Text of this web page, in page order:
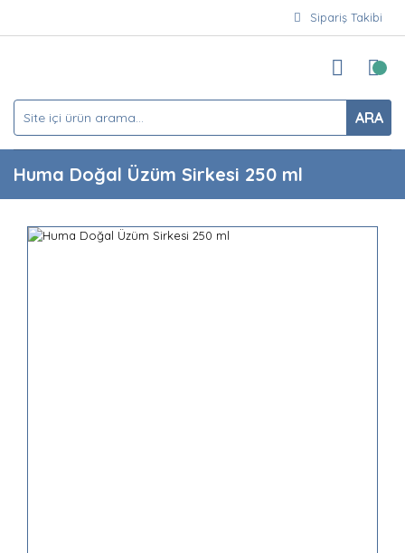
Sipariş Takibi
ARA
Huma Doğal Üzüm Sirkesi 250 ml